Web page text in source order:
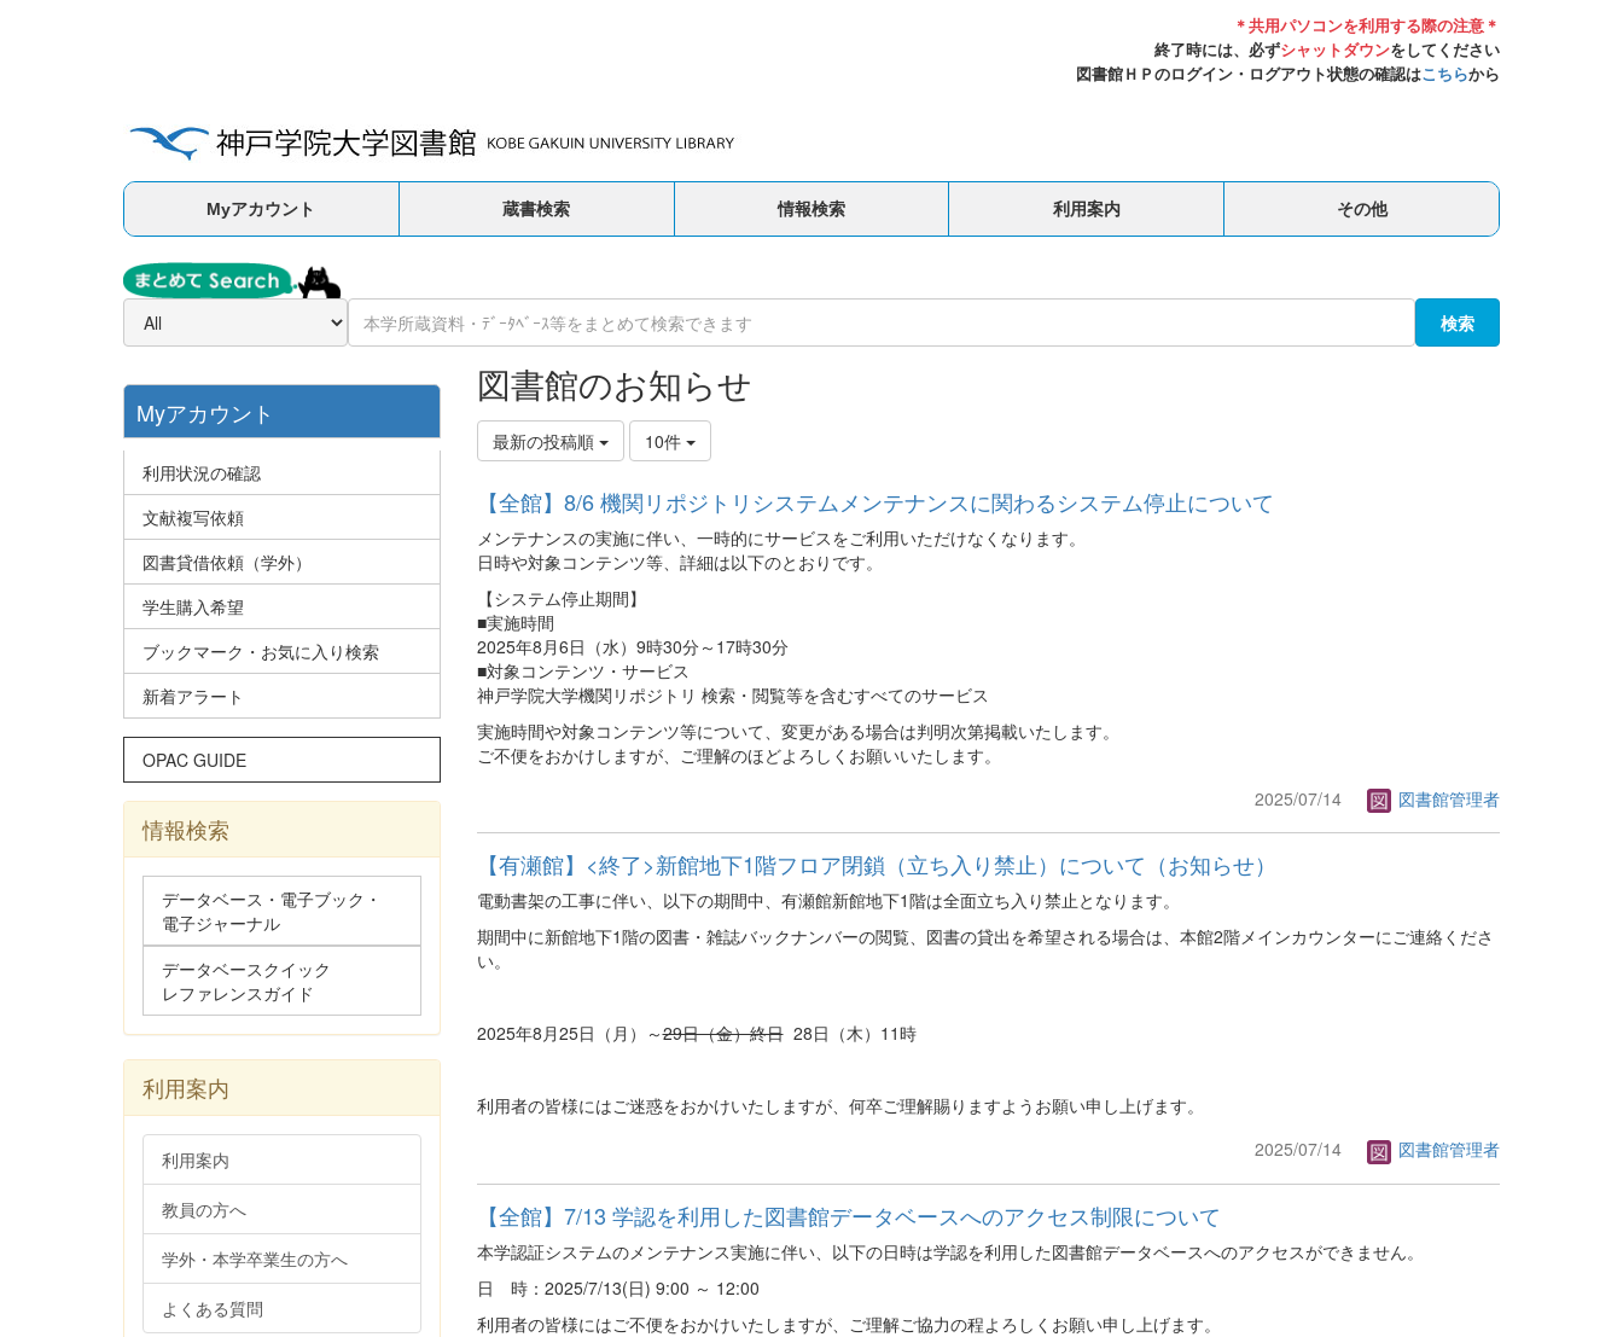
＊共用パソコンを利用する際の注意＊
終了時には、必ずシャットダウンをしてください
図書館ＨＰのログイン・ログアウト状態の確認はこちらから
Myアカウント 蔵書検索 情報検索 利用案内 その他
検索
図書館のお知らせ
最新の投稿順 10件
【全館】8/6 機関リポジトリシステムメンテナンスに関わるシステム停止について
メンテナンスの実施に伴い、一時的にサービスをご利用いただけなくなります。
日時や対象コンテンツ等、詳細は以下のとおりです。
【システム停止期間】
■実施時間
2025年8月6日（水）9時30分～17時30分
■対象コンテンツ・サービス
神戸学院大学機関リポジトリ 検索・閲覧等を含むすべてのサービス
実施時間や対象コンテンツ等について、変更がある場合は判明次第掲載いたします。
ご不便をおかけしますが、ご理解のほどよろしくお願いいたします。
2025/07/14
図書館管理者
【有瀬館】<終了>新館地下1階フロア閉鎖（立ち入り禁止）について（お知らせ）
電動書架の工事に伴い、以下の期間中、有瀬館新館地下1階は全面立ち入り禁止となります。
期間中に新館地下1階の図書・雑誌バックナンバーの閲覧、図書の貸出を希望される場合は、本館2階メインカウンターにご連絡くださ
い。
2025年8月25日（月）～29日（金）終日28日（木）11時
利用者の皆様にはご迷惑をおかけいたしますが、何卒ご理解賜りますようお願い申し上げます。
2025/07/14
図書館管理者
【全館】7/13 学認を利用した図書館データベースへのアクセス制限について
本学認証システムのメンテナンス実施に伴い、以下の日時は学認を利用した図書館データベースへのアクセスができません。
日 時：2025/7/13(日) 9:00 ～ 12:00
利用者の皆様にはご不便をおかけいたしますが、ご理解ご協力の程よろしくお願い申し上げます。
Myアカウント
利用状況の確認
文献複写依頼
図書貸借依頼（学外）
学生購入希望
ブックマーク・お気に入り検索
新着アラート
OPAC GUIDE
情報検索
データベース・電子ブック・
電子ジャーナル
データベースクイック
レファレンスガイド
利用案内
利用案内
教員の方へ
学外・本学卒業生の方へ
よくある質問